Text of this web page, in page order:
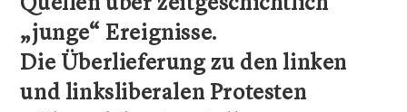
Quellen über zeitgeschichtlich
„junge“ Ereignisse.
Die Überlieferung zu den linken
und linksliberalen Protesten